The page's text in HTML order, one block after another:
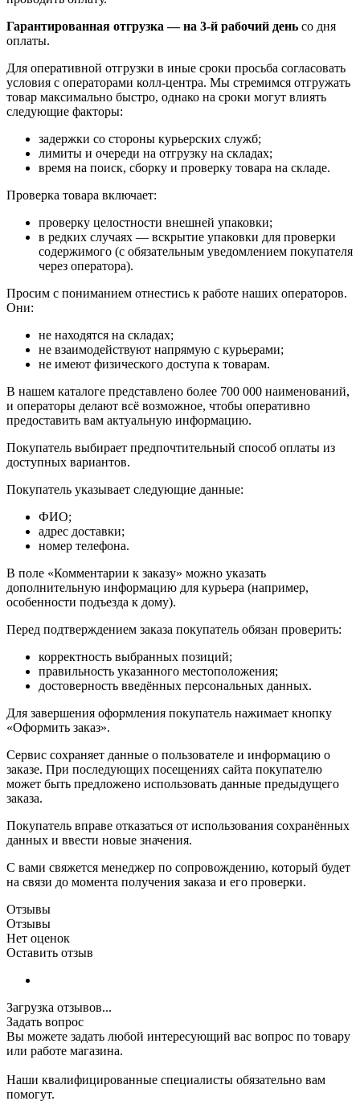
Гарантированная отгрузка — на 3‑й рабочий день со дня
оплаты.
Для оперативной отгрузки в иные сроки просьба согласовать
условия с операторами колл‑центра. Мы стремимся отгружать
товар максимально быстро, однако на сроки могут влиять
следующие факторы:
задержки со стороны курьерских служб;
лимиты и очереди на отгрузку на складах;
время на поиск, сборку и проверку товара на складе.
Проверка товара включает:
проверку целостности внешней упаковки;
в редких случаях — вскрытие упаковки для проверки
содержимого (с обязательным уведомлением покупателя
через оператора).
Просим с пониманием отнестись к работе наших операторов.
Они:
не находятся на складах;
не взаимодействуют напрямую с курьерами;
не имеют физического доступа к товарам.
В нашем каталоге представлено более 700 000 наименований,
и операторы делают всё возможное, чтобы оперативно
предоставить вам актуальную информацию.
Покупатель выбирает предпочтительный способ оплаты из
доступных вариантов.
Покупатель указывает следующие данные:
ФИО;
адрес доставки;
номер телефона.
В поле «Комментарии к заказу» можно указать
дополнительную информацию для курьера (например,
особенности подъезда к дому).
Перед подтверждением заказа покупатель обязан проверить:
корректность выбранных позиций;
правильность указанного местоположения;
достоверность введённых персональных данных.
Для завершения оформления покупатель нажимает кнопку
«Оформить заказ».
Сервис сохраняет данные о пользователе и информацию о
заказе. При последующих посещениях сайта покупателю
может быть предложено использовать данные предыдущего
заказа.
Покупатель вправе отказаться от использования сохранённых
данных и ввести новые значения.
С вами свяжется менеджер по сопровождению, который будет
на связи до момента получения заказа и его проверки.
Отзывы
Отзывы
Нет оценок
Оставить отзыв
Загрузка отзывов...
Задать вопрос
Вы можете задать любой интересующий вас вопрос по товару
или работе магазина.
Наши квалифицированные специалисты обязательно вам
помогут.